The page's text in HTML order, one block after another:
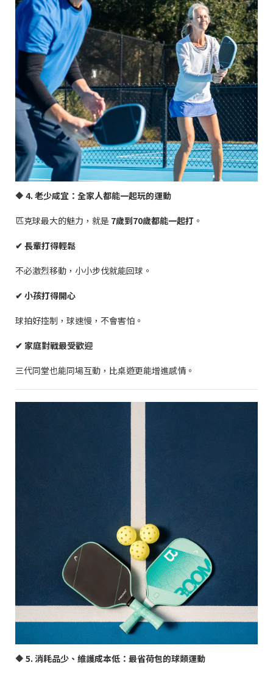
🔶 4. 老少咸宜：全家人都能一起玩的運動
匹克球最大的魅力，就是 7歲到70歲都能一起打 。
✔ 長輩打得輕鬆
不必激烈移動，小小步伐就能回球。
✔ 小孩打得開心
球拍好控制，球速慢，不會害怕。
✔ 家庭對戰最受歡迎
三代同堂也能同場互動，比桌遊更能增進感情。
🔶 5. 消耗品少、維護成本低：最省荷包的球類運動